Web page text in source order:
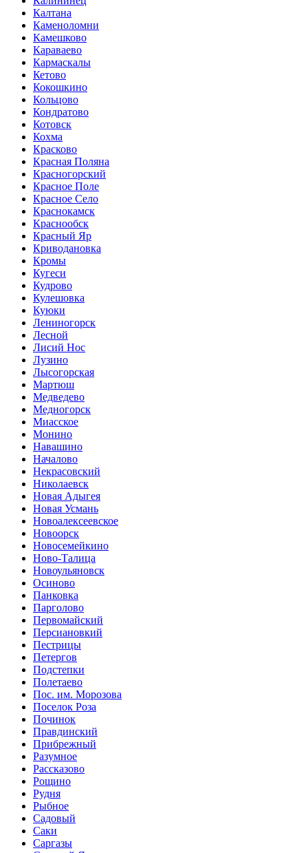
Калтана
Каменоломни
Камешково
Караваево
Кармаскалы
Кетово
Кокошкино
Кольцово
Кондратово
Котовск
Кохма
Красково
Красная Поляна
Красногорский
Красное Поле
Красное Село
Краснокамск
Краснообск
Красный Яр
Криводановка
Кромы
Кугеси
Кудрово
Кулешовка
Куюки
Лениногорск
Лесной
Лисий Нос
Лузино
Лысогорская
Мартюш
Медведево
Медногорск
Миасское
Монино
Навашино
Началово
Некрасовский
Николаевск
Новая Адыгея
Новая Усмань
Новоалексеевское
Новоорск
Новосемейкино
Ново-Талица
Новоульяновск
Осиново
Панковка
Парголово
Первомайский
Персиановкий
Пестрицы
Петергов
Подстепки
Полетаево
Пос. им. Морозова
Поселок Роза
Починок
Правдинский
Прибрежный
Разумное
Рассказово
Рощино
Рудня
Рыбное
Садовый
Саки
Саргазы